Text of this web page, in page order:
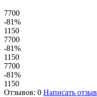
7700
-81%
1150
7700
-81%
1150
7700
-81%
1150
Отзывов: 0 Написать отзыв